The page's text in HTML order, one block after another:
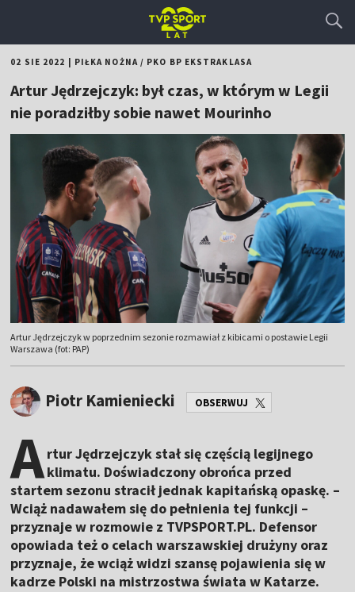
02 SIE 2022 PIŁKA NOŻNA/ PKO BP EKSTRAKLASA
Artur Jędrzejczyk: był czas, w którym w Legii
nie poradziłby sobie nawet Mourinho
Artur Jędrzejczyk w poprzednim sezonie rozmawiał z kibicami o postawie Legii
Warszawa (fot: PAP)
Piotr Kamieniecki OBSERWUJ
Artur Jędrzejczyk stał się częścią legijnego
klimatu. Doświadczony obrońca przed
startem sezonu stracił jednak kapitańską opaskę. –
Wciąż nadawałem się do pełnienia tej funkcji –
przyznaje w rozmowie z TVPSPORT.PL. Defensor
opowiada też o celach warszawskiej drużyny oraz
przyznaje, że wciąż widzi szansę pojawienia się w
kadrze Polski na mistrzostwa świata w Katarze.